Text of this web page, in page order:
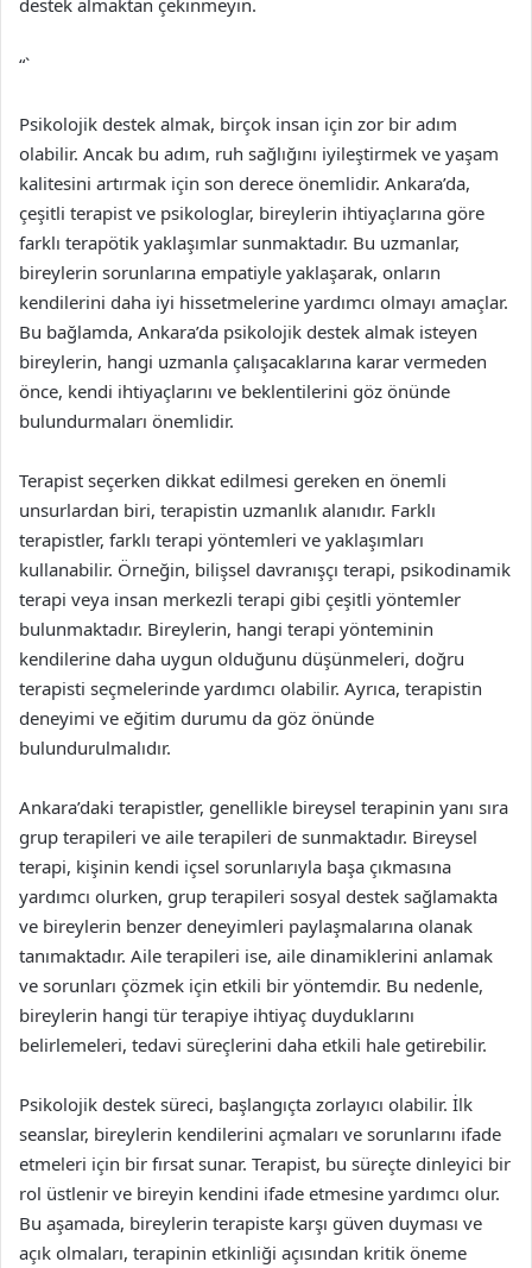
“`
Psikolojik destek almak, birçok insan için zor bir adım
olabilir. Ancak bu adım, ruh sağlığını iyileştirmek ve yaşam
kalitesini artırmak için son derece önemlidir. Ankara’da,
çeşitli terapist ve psikologlar, bireylerin ihtiyaçlarına göre
farklı terapötik yaklaşımlar sunmaktadır. Bu uzmanlar,
bireylerin sorunlarına empatiyle yaklaşarak, onların
kendilerini daha iyi hissetmelerine yardımcı olmayı amaçlar.
Bu bağlamda, Ankara’da psikolojik destek almak isteyen
bireylerin, hangi uzmanla çalışacaklarına karar vermeden
önce, kendi ihtiyaçlarını ve beklentilerini göz önünde
bulundurmaları önemlidir.
Terapist seçerken dikkat edilmesi gereken en önemli
unsurlardan biri, terapistin uzmanlık alanıdır. Farklı
terapistler, farklı terapi yöntemleri ve yaklaşımları
kullanabilir. Örneğin, bilişsel davranışçı terapi, psikodinamik
terapi veya insan merkezli terapi gibi çeşitli yöntemler
bulunmaktadır. Bireylerin, hangi terapi yönteminin
kendilerine daha uygun olduğunu düşünmeleri, doğru
terapisti seçmelerinde yardımcı olabilir. Ayrıca, terapistin
deneyimi ve eğitim durumu da göz önünde
bulundurulmalıdır.
Ankara’daki terapistler, genellikle bireysel terapinin yanı sıra
grup terapileri ve aile terapileri de sunmaktadır. Bireysel
terapi, kişinin kendi içsel sorunlarıyla başa çıkmasına
yardımcı olurken, grup terapileri sosyal destek sağlamakta
ve bireylerin benzer deneyimleri paylaşmalarına olanak
tanımaktadır. Aile terapileri ise, aile dinamiklerini anlamak
ve sorunları çözmek için etkili bir yöntemdir. Bu nedenle,
bireylerin hangi tür terapiye ihtiyaç duyduklarını
belirlemeleri, tedavi süreçlerini daha etkili hale getirebilir.
Psikolojik destek süreci, başlangıçta zorlayıcı olabilir. İlk
seanslar, bireylerin kendilerini açmaları ve sorunlarını ifade
etmeleri için bir fırsat sunar. Terapist, bu süreçte dinleyici bir
rol üstlenir ve bireyin kendini ifade etmesine yardımcı olur.
Bu aşamada, bireylerin terapiste karşı güven duyması ve
açık olmaları, terapinin etkinliği açısından kritik öneme